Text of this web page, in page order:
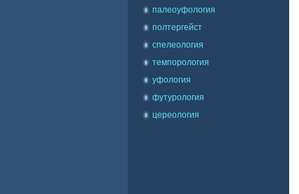
палеоуфология
полтергейст
спелеология
темпорология
уфология
футурология
цереология